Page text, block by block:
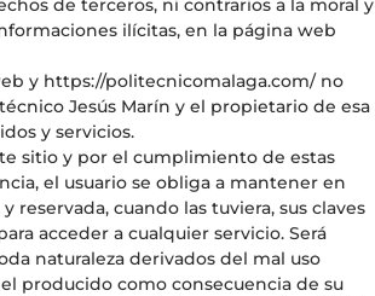
de terceros, ni contrarios a la moral y
ilícitas, en la página web
y https://politecnicomalaga.com/ no
Jesús Marín y el propietario de esa
y servicios.
sitio y por el cumplimiento de estas
el usuario se obliga a mantener en
cuando las tuviera, sus claves
acceder a cualquier servicio. Será
naturaleza derivados del mal uso
producido como consecuencia de su